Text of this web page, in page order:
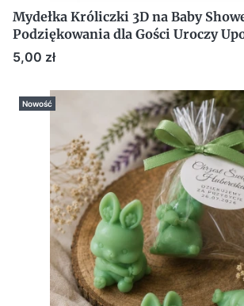
Mydełka Króliczki 3D na Baby
Podziękowania dla Gości Uroczy
Cena
5,00 zł
Nowość